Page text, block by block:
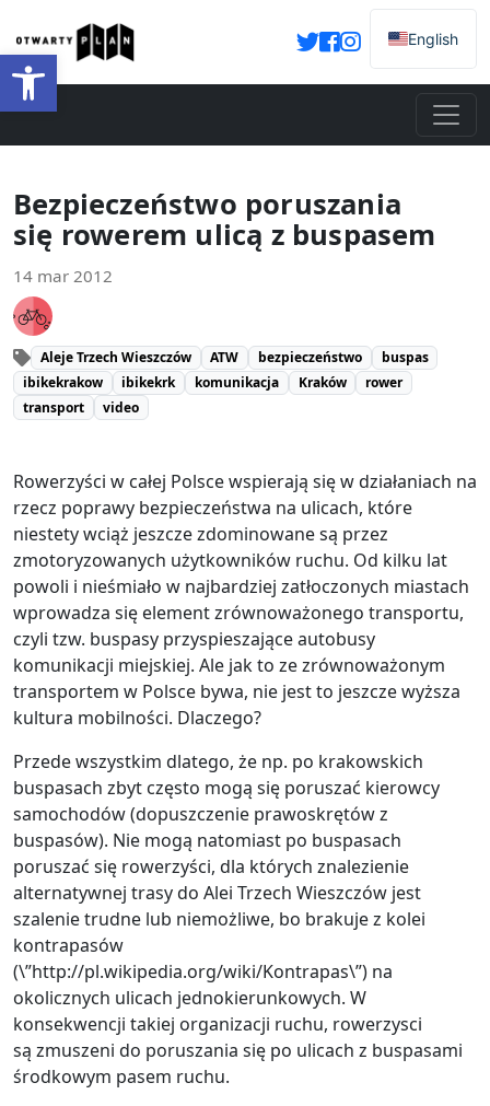
Otwórz pasek narzędzi
English
Bezpieczeństwo poruszania
się rowerem ulicą z buspasem
14 mar 2012
Aleje Trzech Wieszczów ATW bezpieczeństwo
buspas
ibikekrakow
ibikekrk komunikacja Kraków
rower
transport
video
Rowerzyści w całej Polsce wspierają się w działaniach na
rzecz poprawy bezpieczeństwa na ulicach, które
niestety wciąż jeszcze zdominowane są przez
zmotoryzowanych użytkowników ruchu. Od kilku lat
powoli i nieśmiało w najbardziej zatłoczonych miastach
wprowadza się element zrównoważonego transportu,
czyli tzw. buspasy przyspieszające autobusy
komunikacji miejskiej. Ale jak to ze zrównoważonym
transportem w Polsce bywa, nie jest to jeszcze wyższa
kultura mobilności. Dlaczego?
Przede wszystkim dlatego, że np. po krakowskich
buspasach zbyt często mogą się poruszać kierowcy
samochodów (dopuszczenie prawoskrętów z
buspasów). Nie mogą natomiast po buspasach
poruszać się rowerzyści, dla których znalezienie
alternatywnej trasy do Alei Trzech Wieszczów jest
szalenie trudne lub niemożliwe, bo brakuje z kolei
kontrapasów
(\”http://pl.wikipedia.org/wiki/Kontrapas\”) na
okolicznych ulicach jednokierunkowych. W
konsekwencji takiej organizacji ruchu, rowerzysci
są zmuszeni do poruszania się po ulicach z buspasami
środkowym pasem ruchu.